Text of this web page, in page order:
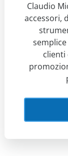
Claudio
accessori,
clienti